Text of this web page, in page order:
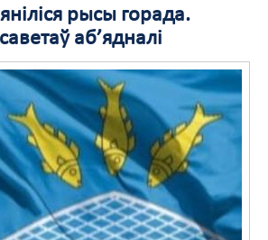
рысы горада.
аб’ядналі